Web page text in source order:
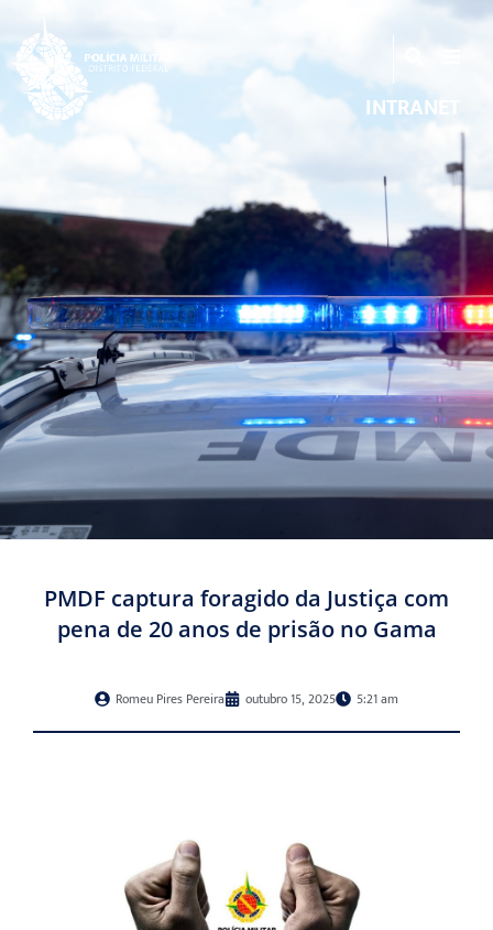
INTRANET
PMDF captura foragido da Justiça com
pena de 20 anos de prisão no Gama
Romeu Pires Pereira outubro 15, 2025 5:21 am